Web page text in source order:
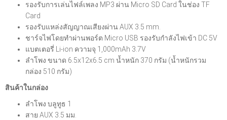
รองรับการเล่นไฟล์เพลง MP3 ผ่าน Micro SD Card ในช่อง TF
Card
รองรับแหล่งสัญญาณเสียงผ่าน AUX 3.5 mm.
ชาร์จไฟโดยทำผ่านพอร์ต Micro USB รองรับกำลังไฟเข้า DC 5V
แบตเตอรี่ Li-ion ความจุ 1,000mAh 3.7V
ลำโพง ขนาด 6.5x12x6.5 cm น้ำหนัก 370 กรัม (น้ำหนักรวม
กล่อง 510 กรัม)
สินค้าในกล่อง
ลำโพง บลูทูธ 1
สาย AUX 3.5 มม.